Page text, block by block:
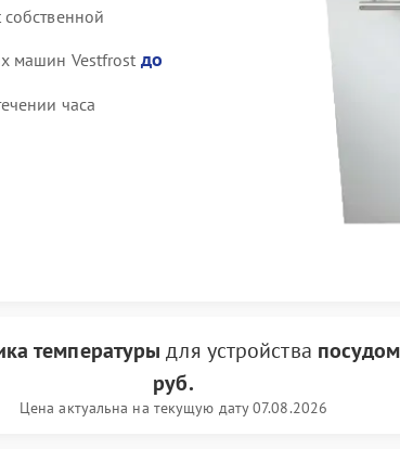
машин Vestfrost до
часа
температуры для устройства
руб.
Цена актуальна на текущую дату 07.08.2026